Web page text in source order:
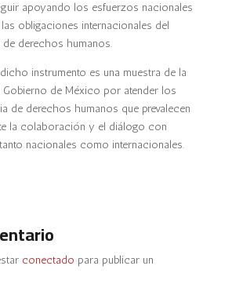
apoyando los esfuerzos nacionales
obligaciones internacionales del
de derechos humanos.
instrumento es una muestra de la
Gobierno de México por atender los
de derechos humanos que prevalecen
la colaboración y el diálogo con
nacionales como internacionales.
conectado para publicar un